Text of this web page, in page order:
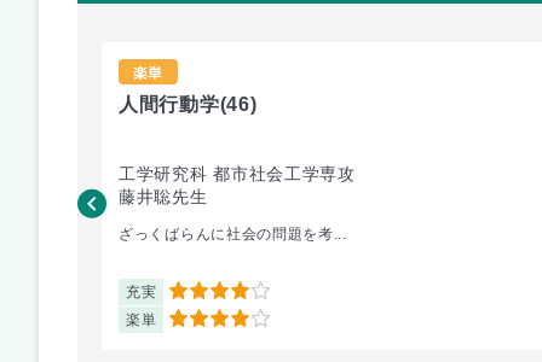
楽単
人間行動学(46)
工学研究科 都市社会工学専攻
藤井聡先生
ざっくばらんに社会の問題を考...
充実 4
楽単 4